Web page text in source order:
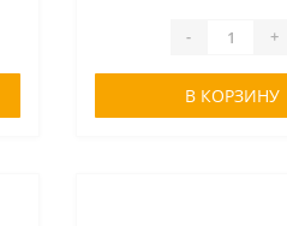
- +
В КОРЗИНУ